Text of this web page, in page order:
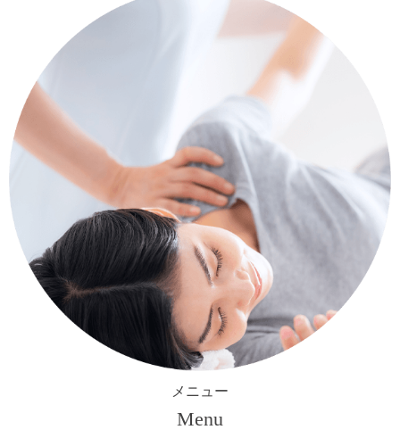
メニュー
Menu